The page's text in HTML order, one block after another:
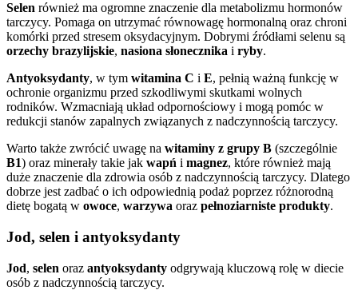
Selen również ma ogromne znaczenie dla metabolizmu hormonów
tarczycy. Pomaga on utrzymać równowagę hormonalną oraz chroni
komórki przed stresem oksydacyjnym. Dobrymi źródłami selenu są
orzechy brazylijskie, nasiona słonecznika i ryby.
Antyoksydanty, w tym witamina C i E, pełnią ważną funkcję w
ochronie organizmu przed szkodliwymi skutkami wolnych
rodników. Wzmacniają układ odpornościowy i mogą pomóc w
redukcji stanów zapalnych związanych z nadczynnością tarczycy.
Warto także zwrócić uwagę na witaminy z grupy B (szczególnie
B1) oraz minerały takie jak wapń i magnez, które również mają
duże znaczenie dla zdrowia osób z nadczynnością tarczycy. Dlatego
dobrze jest zadbać o ich odpowiednią podaż poprzez różnorodną
dietę bogatą w owoce, warzywa oraz pełnoziarniste produkty.
Jod, selen i antyoksydanty
Jod, selen oraz antyoksydanty odgrywają kluczową rolę w diecie
osób z nadczynnością tarczycy.